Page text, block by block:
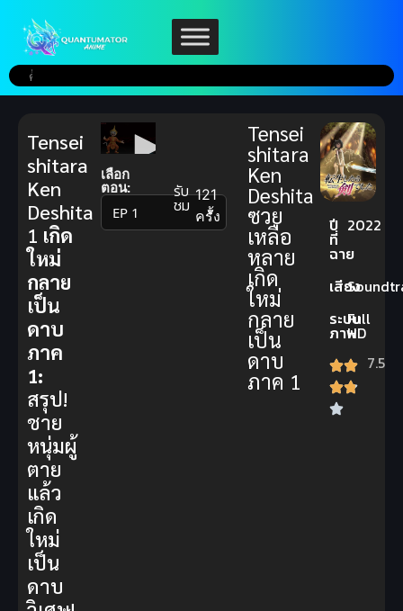
เลือก
ตอน:
▼
รับ
ชม 121
ครั้ง
Tensei
shitara
Ken
Deshita
ซวย
เหลือ
หลาย
เกิด
ใหม่
กลาย
เป็น
ดาบ
ภาค 1
ปี
ที่
ฉาย
2022
เสียง
ระบบ
ภาพ
Full
HD
7.5
Tensei
shitara
Ken
Deshita
1 เกิด
ใหม่
กลาย
เป็น
ดาบ
ภาค
1:
สรุป!
ชาย
หนุ่มผู้
ตาย
แล้ว
เกิด
ใหม่
เป็น
ดาบ